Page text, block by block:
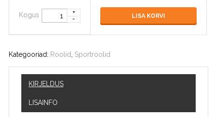
Kogus LISA KORVI
Kategooriad: Roolid Sportroolid
KIRJELDUS
LISAINFO